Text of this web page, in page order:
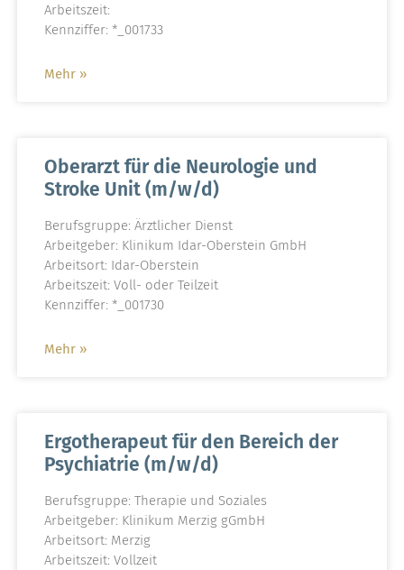
Arbeitszeit:
Kennziffer: *_001733
Mehr »
Oberarzt für die Neurologie und
Stroke Unit (m/w/d)
Berufsgruppe: Ärztlicher Dienst
Arbeitgeber: Klinikum Idar-Oberstein GmbH
Arbeitsort: Idar-Oberstein
Arbeitszeit: Voll- oder Teilzeit
Kennziffer: *_001730
Mehr »
Ergotherapeut für den Bereich der
Psychiatrie (m/w/d)
Berufsgruppe: Therapie und Soziales
Arbeitgeber: Klinikum Merzig gGmbH
Arbeitsort: Merzig
Arbeitszeit: Vollzeit